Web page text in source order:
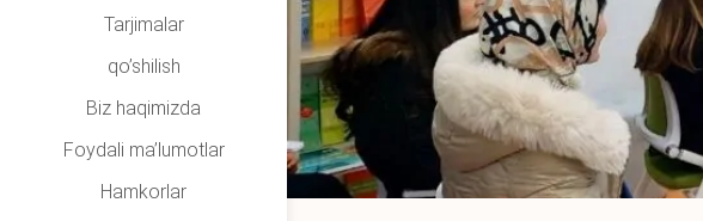
Tarjimalar
qo’shilish
Biz haqimizda
Foydali ma’lumotlar
Hamkorlar